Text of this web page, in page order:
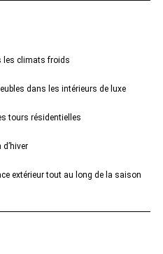
les climats froids
dans les intérieurs de luxe
tours résidentielles
extérieur tout au long de la saison